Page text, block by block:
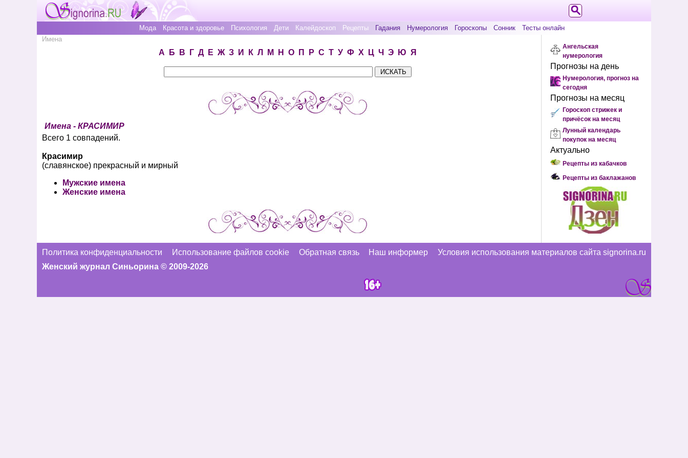
Мода Красота и здоровье Психология Дети Калейдоскоп Рецепты Гадания Нумерология Гороскопы Сонник
Тесты онлайн
Имена
А Б В Г Д Е Ж З И К Л М Н О П Р С Т У Ф Х Ц Ч Э Ю Я
Имена - КРАСИМИР
Всего 1 совпадений.
Красимир
(славянское) прекрасный и мирный
Мужские имена
Женские имена
Ангельская
нумерология
Прогнозы на день
Нумерология, прогноз на
сегодня
Прогнозы на месяц
Гороскоп стрижек и
причёсок на месяц
Лунный календарь
покупок на месяц
Актуально
Рецепты из кабачков
Рецепты из баклажанов
Политика конфиденциальности Использование файлов cookie Обратная связь Наш информер
Условия использования материалов сайта signorina.ru
Женский журнал Синьорина © 2009-2026